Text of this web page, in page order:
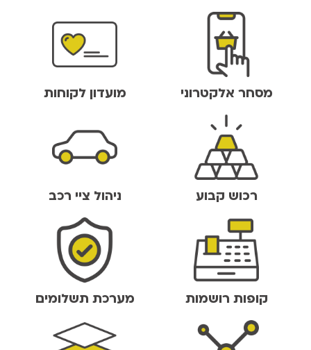
מסחר אלקטרוני מועדון לקוחות
רכוש קבוע ניהול ציי רכב
קופות רושמות מערכת תשלומים